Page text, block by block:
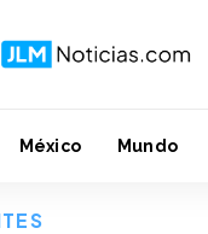
México Mundo